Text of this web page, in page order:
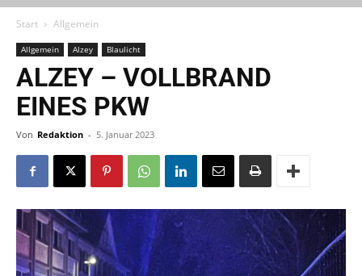
Start Allgemein
Allgemein Alzey Blaulicht
ALZEY – VOLLBRAND
EINES PKW
Von Redaktion - 5. Januar 2023